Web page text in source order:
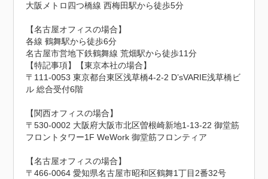
大阪メトロ四つ橋線 西梅田駅から徒歩5分
【名古屋オフィスの場合】
各線 鶴舞駅から徒歩6分
名古屋市営地下鉄鶴舞線 荒畑駅から徒歩11分
【特記事項】【東京本社の場合】
〒111-0053 東京都台東区浅草橋4-2-2 D’sVARIE浅草橋ビ
ル 総合受付6階
【関西オフィスの場合】
〒530-0002 大阪府大阪市北区曽根崎新地1-13-22 御堂筋
フロントタワー1F WeWork 御堂筋フロンティア
【名古屋オフィスの場合】
〒466-0064 愛知県名古屋市昭和区鶴舞1丁目2番32号